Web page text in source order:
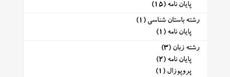
پایان نامه (15)
رشته باستان شناسی (1)
پایان نامه (1)
رشته زبان (3)
پایان نامه (2)
پروپوزال (1)